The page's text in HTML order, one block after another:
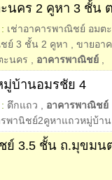
นคร 2 คูหา 3 ชั้น
เช่าอาคารพาณิชย์ อมต
ย์ 3 ชั้น 2 คูหา
ขายอา
ะนคร อาคารพาณิชย์
บ้านอมรชัย 4
ตึกแถว อาคารพาณิชย์
รพานิชย์2คูหาแถวหมู่บ้า
ย์ 3.5 ชั้น ถ.มุขมน